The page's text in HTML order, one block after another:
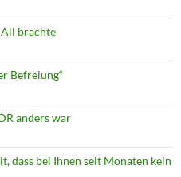
brachte
Befreiung“
anders war
dass bei Ihnen seit Monaten kein